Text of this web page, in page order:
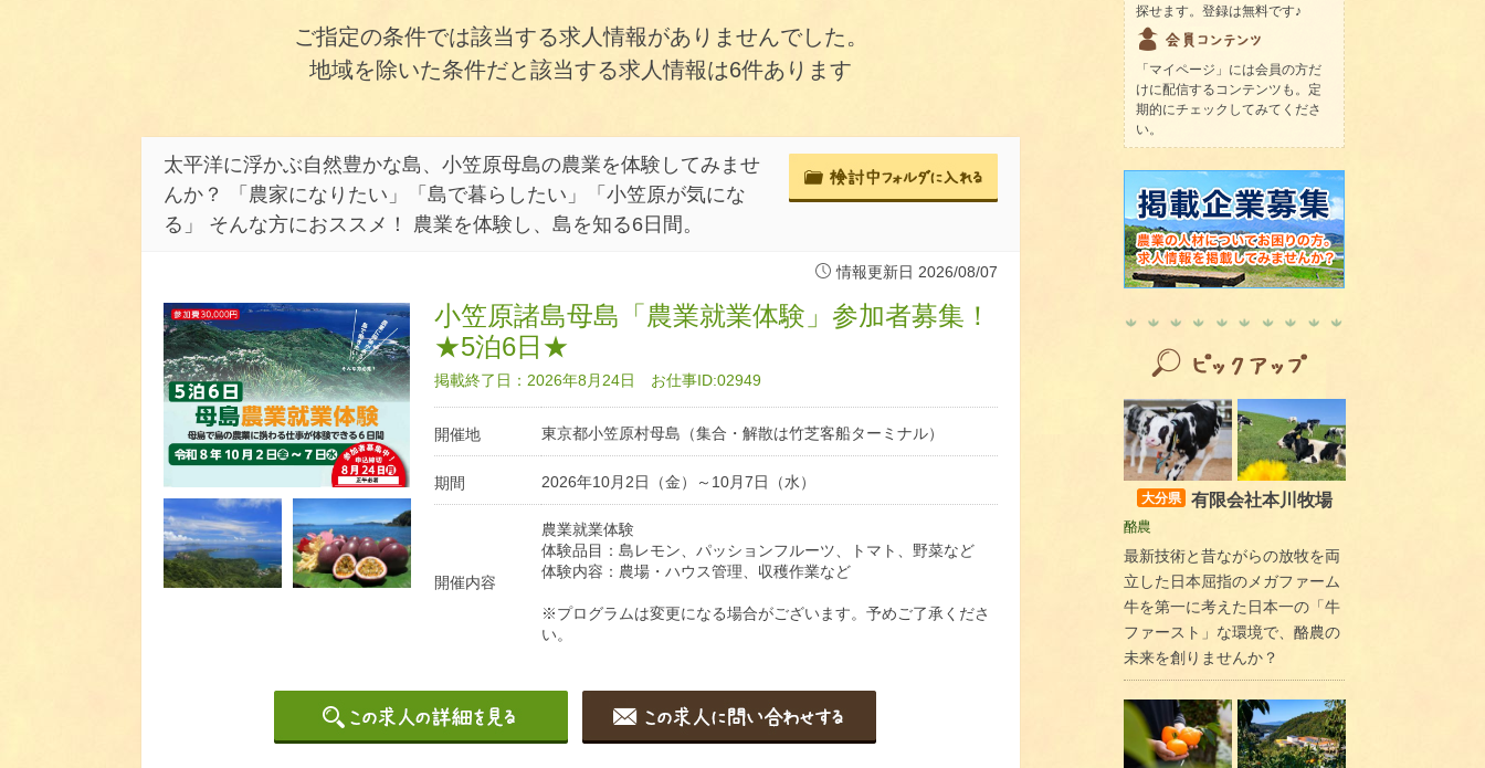
ご指定の条件では該当する求人情報がありませんでした。
地域を除いた条件だと該当する求人情報は6件あります
太平洋に浮かぶ自然豊かな島、小笠原母島の農業を体験してみませ
んか？ 「農家になりたい」「島で暮らしたい」「小笠原が気にな
る」 そんな方におススメ！ 農業を体験し、島を知る6日間。
情報更新日 2026/08/07
小笠原諸島母島「農業就業体験」参加者募集！
★5泊6日★
掲載終了日：2026年8月24日 お仕事ID:02949
開催地 東京都小笠原村母島（集合・解散は竹芝客船ターミナル）
期間 2026年10月2日（金）～10月7日（水）
開催内容
農業就業体験
体験品目：島レモン、パッションフルーツ、トマト、野菜など
体験内容：農場・ハウス管理、収穫作業など
※プログラムは変更になる場合がございます。予めご了承くださ
い。
探せます。登録は無料です♪
「マイページ」には会員の方だ
けに配信するコンテンツも。定
期的にチェックしてみてくださ
い。
大分県 有限会社本川牧場
酪農
最新技術と昔ながらの放牧を両
立した日本屈指のメガファーム
牛を第一に考えた日本一の「牛
ファースト」な環境で、酪農の
未来を創りませんか？